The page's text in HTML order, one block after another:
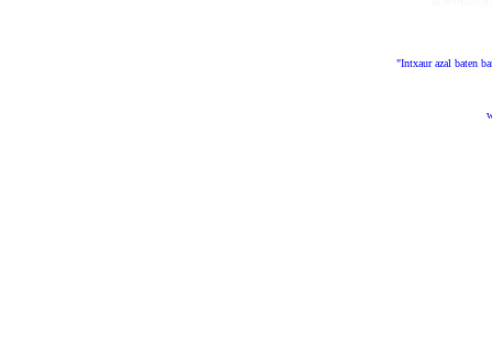
"Intxaur azal baten